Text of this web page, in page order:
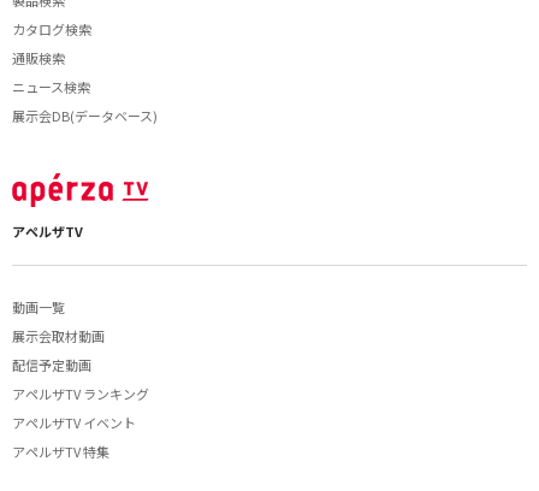
カタログ検索
通販検索
ニュース検索
展示会DB(データベース)
アペルザTV
動画一覧
展示会取材動画
配信予定動画
アペルザTV ランキング
アペルザTV イベント
アペルザTV 特集